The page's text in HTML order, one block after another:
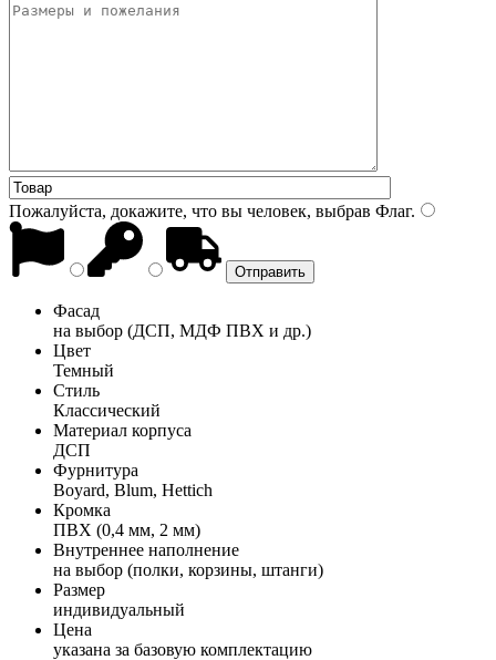
Пожалуйста, докажите, что вы человек, выбрав Флаг.
Фасад
на выбор (ДСП, МДФ ПВХ и др.)
Цвет
Темный
Стиль
Классический
Материал корпуса
ДСП
Фурнитура
Boyard, Blum, Hettich
Кромка
ПВХ (0,4 мм, 2 мм)
Внутреннее наполнение
на выбор (полки, корзины, штанги)
Размер
индивидуальный
Цена
указана за базовую комплектацию